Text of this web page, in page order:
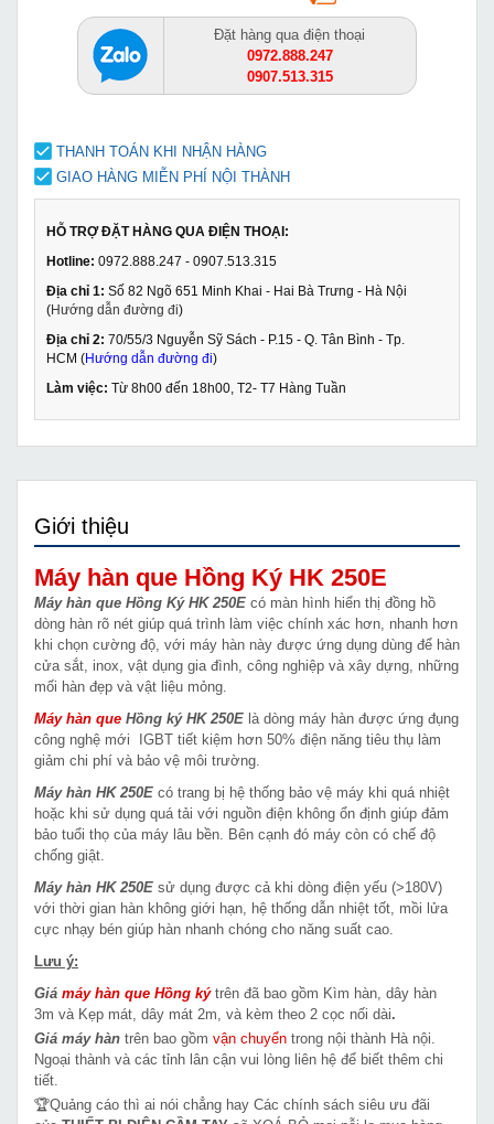
Đặt hàng qua điện thoại
0972.888.247
0907.513.315
THANH TOÁN KHI NHẬN HÀNG
GIAO HÀNG MIỄN PHÍ NỘI THÀNH
HỖ TRỢ ĐẶT HÀNG QUA ĐIỆN THOẠI:
Hotline: 0972.888.247 - 0907.513.315
Địa chỉ 1: Số 82 Ngõ 651 Minh Khai - Hai Bà Trưng - Hà Nội
(Hướng dẫn đường đi)
Địa chỉ 2: 70/55/3 Nguyễn Sỹ Sách - P.15 - Q. Tân Bình - Tp.
HCM (Hướng dẫn đường đi)
Làm việc: Từ 8h00 đến 18h00, T2- T7 Hàng Tuần
Giới thiệu
Máy hàn que Hồng Ký HK 250E
Máy hàn que Hồng Ký HK 250E có màn hình hiển thị đồng hồ
dòng hàn rõ nét giúp quá trình làm việc chính xác hơn, nhanh hơn
khi chọn cường độ, với máy hàn này được ứng dụng dùng để hàn
cửa sắt, inox, vật dụng gia đình, công nghiệp và xây dựng, những
mối hàn đẹp và vật liệu mỏng.
Máy hàn que Hồng ký HK 250E là dòng máy hàn được ứng đụng
công nghệ mới IGBT tiết kiệm hơn 50% điện năng tiêu thụ làm
giảm chi phí và bảo vệ môi trường.
Máy hàn HK 250E có trang bị hệ thống bảo vệ máy khi quá nhiệt
hoặc khi sử dụng quá tải với nguồn điện không ổn định giúp đảm
bảo tuổi thọ của máy lâu bền. Bên cạnh đó máy còn có chế độ
chống giật.
Máy hàn HK 250E sử dụng được cả khi dòng điện yếu (>180V)
với thời gian hàn không giới hạn, hệ thống dẫn nhiệt tốt, mồi lửa
cực nhạy bén giúp hàn nhanh chóng cho năng suất cao.
Lưu ý:
Giá máy hàn que Hồng kýtrên đã bao gồm Kìm hàn, dây hàn
3m và Kẹp mát, dây mát 2m, và kèm theo 2 cọc nối dài.
Giá máy hàn trên bao gồm vận chuyển trong nội thành Hà nội.
Ngoại thành và các tỉnh lân cận vui lòng liên hệ để biết thêm chi
tiết.
🏆Quảng cáo thì ai nói chẳng hay Các chính sách siêu ưu đãi